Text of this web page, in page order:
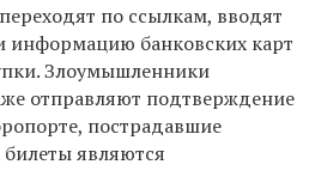
по ссылкам, вводят
информацию банковских карт
Злоумышленники
отправляют подтверждение
пострадавшие
являются